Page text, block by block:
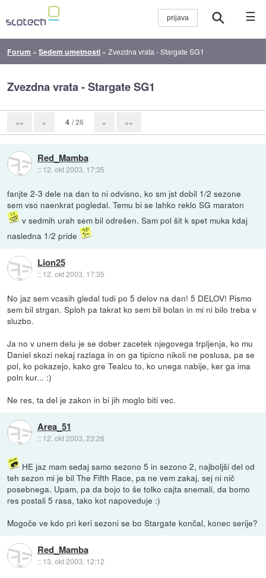
☰
Forum »Sedem umetnosti »Zvezdna vrata - Stargate SG1
Zvezdna vrata - Stargate SG1
«« « 4 / 26 » »»
Red_Mamba
:: 12. okt 2003, 17:35
fanjte 2-3 dele na dan to ni odvisno, ko sm jst dobil 1/2 sezone
sem vso naenkrat pogledal. Temu bi se lahko reklo SG maraton
v sedmih urah sem bil odrešen. Sam pol šit k spet muka kdaj
nasledna 1/2 pride
Lion25
:: 12. okt 2003, 17:35
No jaz sem vcasih gledal tudi po 5 delov na dan! 5 DELOV! Pismo
sem bil strgan. Sploh pa takrat ko sem bil bolan in mi ni bilo treba v
sluzbo.
Ja no v unem delu je se dober zacetek njegovega trpljenja, ko mu
Daniel skozi nekaj razlaga in on ga tipicno nikoli ne poslusa, pa se
pol, ko pokazejo, kako gre Tealcu to, ko unega nabije, ker ga ima
poln kur... :)
Ne res, ta del je zakon in bi jih moglo biti vec.
Area_51
:: 12. okt 2003, 23:26
HE jaz mam sedaj samo sezono 5 in sezono 2, najboljši del od
teh sezon mi je bil The Fifth Race, pa ne vem zakaj, sej ni nič
posebnega. Upam, pa da bojo to še tolko cajta snemali, da bomo
res postali 5 rasa, tako kot napoveduje :)
Mogoče ve kdo pri keri sezoni se bo Stargate končal, konec serije?
Red_Mamba
:: 13. okt 2003, 12:12